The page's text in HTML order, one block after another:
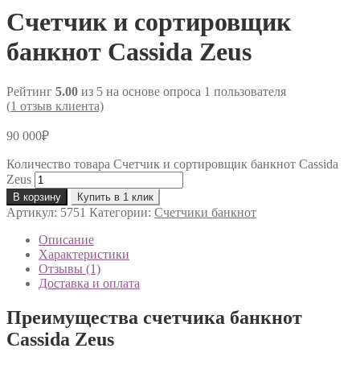
Счетчик и сортировщик
банкнот Cassida Zeus
Рейтинг 5.00 из 5 на основе опроса 1 пользователя
(1 отзыв клиента)
90 000₽
Количество товара Счетчик и сортировщик банкнот Cassida
Zeus
В корзину Купить в 1 клик
Артикул: 5751 Категории: Счетчики банкнот
Описание
Характеристики
Отзывы (1)
Доставка и оплата
Преимущества счетчика банкнот
Cassida Zeus